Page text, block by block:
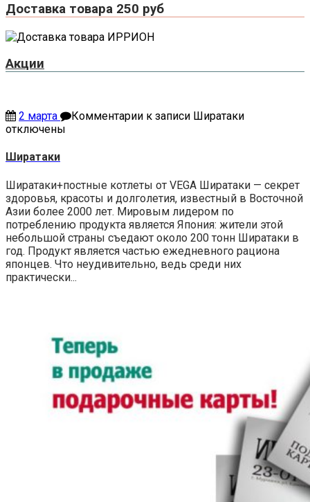
Доставка товара 250 руб
Акции
2 марта Комментарии к записи Ширатаки
отключены
Ширатаки
Ширатаки+постные котлеты от VEGA Ширатаки — секрет
здоровья, красоты и долголетия, известный в Восточной
Азии более 2000 лет. Мировым лидером по
потреблению продукта является Япония: жители этой
небольшой страны съедают около 200 тонн Ширатаки в
год. Продукт является частью ежедневного рациона
японцев. Что неудивительно, ведь среди них
практически...